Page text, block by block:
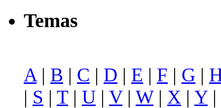
Temas
A | B | C | D | E | F | G |
| S | T| U | V| W| X | Y|